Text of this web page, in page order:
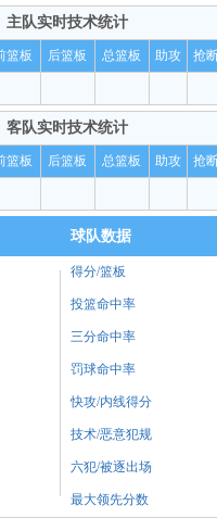
了！！
。。。
主队实时技术统计
篮板 后篮板 总篮板 助攻 抢
客队实时技术统计
篮板 后篮板 总篮板 助攻 抢
球队数据
得分/篮板
投篮命中率
三分命中率
罚球命中率
快攻/内线得分
技术/恶意犯规
六犯/被逐出场
最大领先分数